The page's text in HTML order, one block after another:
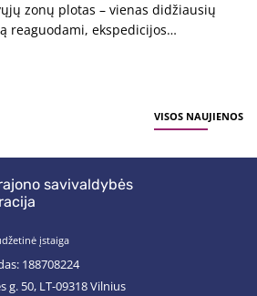
zonų plotas – vienas didžiausių
reaguodami, ekspedicijos
VISOS NAUJIENOS
savivaldybės
įstaiga
188708224
g. 50, LT-09318 Vilnius